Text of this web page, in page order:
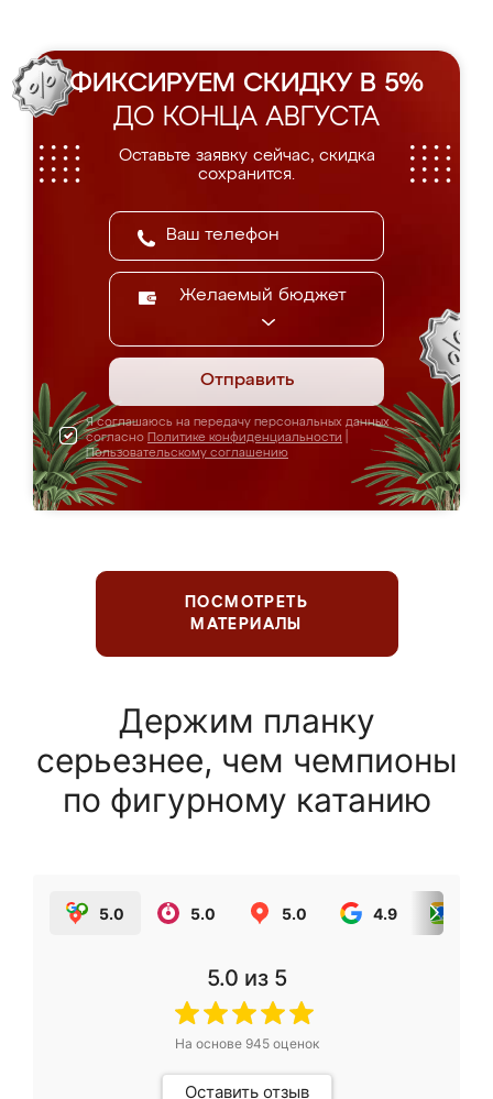
ФИКСИРУЕМ СКИДКУ В 5%
ДО КОНЦА АВГУСТА
Оставьте заявку сейчас, скидка
сохранится.
Желаемый бюджет
Отправить
Я соглашаюсь на передачу персональных данных
согласно Политике конфиденциальности
Пользовательскому соглашению
ПОСМОТРЕТЬ
МАТЕРИАЛЫ
Держим планку
серьезнее, чем чемпионы
по фигурному катанию
5.0 5.0 5.0 4.9
5.0 из 5
На основе 945оценок
Оставить отзыв